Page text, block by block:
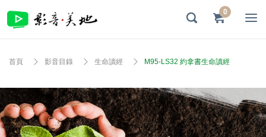
0
首頁 影音目錄 生命讀經 M95-LS32 約拿書生命讀經